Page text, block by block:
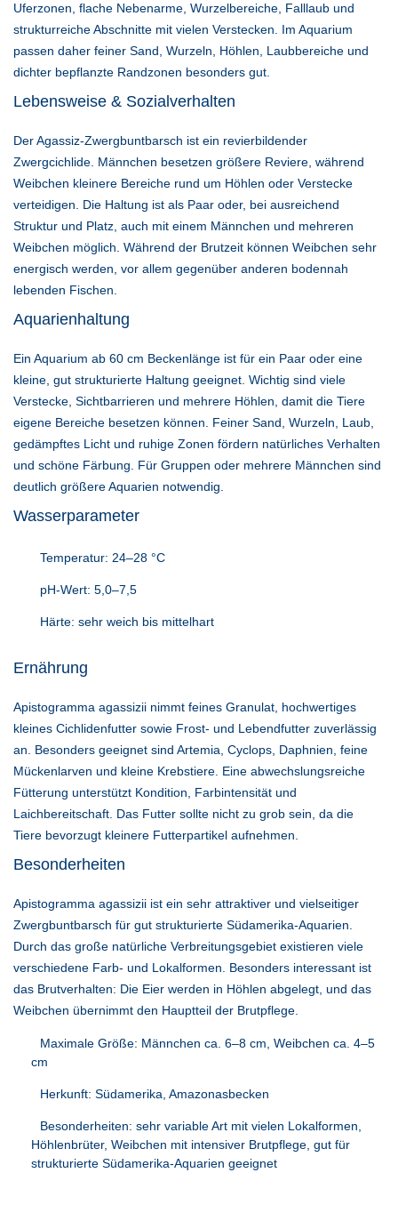
Uferzonen, flache Nebenarme, Wurzelbereiche, Falllaub und
strukturreiche Abschnitte mit vielen Verstecken. Im Aquarium
passen daher feiner Sand, Wurzeln, Höhlen, Laubbereiche und
dichter bepflanzte Randzonen besonders gut.
Lebensweise & Sozialverhalten
Der Agassiz-Zwergbuntbarsch ist ein revierbildender
Zwergcichlide. Männchen besetzen größere Reviere, während
Weibchen kleinere Bereiche rund um Höhlen oder Verstecke
verteidigen. Die Haltung ist als Paar oder, bei ausreichend
Struktur und Platz, auch mit einem Männchen und mehreren
Weibchen möglich. Während der Brutzeit können Weibchen sehr
energisch werden, vor allem gegenüber anderen bodennah
lebenden Fischen.
Aquarienhaltung
Ein Aquarium ab 60 cm Beckenlänge ist für ein Paar oder eine
kleine, gut strukturierte Haltung geeignet. Wichtig sind viele
Verstecke, Sichtbarrieren und mehrere Höhlen, damit die Tiere
eigene Bereiche besetzen können. Feiner Sand, Wurzeln, Laub,
gedämpftes Licht und ruhige Zonen fördern natürliches Verhalten
und schöne Färbung. Für Gruppen oder mehrere Männchen sind
deutlich größere Aquarien notwendig.
Wasserparameter
Temperatur: 24–28 °C
pH-Wert: 5,0–7,5
Härte: sehr weich bis mittelhart
Ernährung
Apistogramma agassizii nimmt feines Granulat, hochwertiges
kleines Cichlidenfutter sowie Frost- und Lebendfutter zuverlässig
an. Besonders geeignet sind Artemia, Cyclops, Daphnien, feine
Mückenlarven und kleine Krebstiere. Eine abwechslungsreiche
Fütterung unterstützt Kondition, Farbintensität und
Laichbereitschaft. Das Futter sollte nicht zu grob sein, da die
Tiere bevorzugt kleinere Futterpartikel aufnehmen.
Besonderheiten
Apistogramma agassizii ist ein sehr attraktiver und vielseitiger
Zwergbuntbarsch für gut strukturierte Südamerika-Aquarien.
Durch das große natürliche Verbreitungsgebiet existieren viele
verschiedene Farb- und Lokalformen. Besonders interessant ist
das Brutverhalten: Die Eier werden in Höhlen abgelegt, und das
Weibchen übernimmt den Hauptteil der Brutpflege.
Maximale Größe: Männchen ca. 6–8 cm, Weibchen ca. 4–5
cm
Herkunft: Südamerika, Amazonasbecken
Besonderheiten: sehr variable Art mit vielen Lokalformen,
Höhlenbrüter, Weibchen mit intensiver Brutpflege, gut für
strukturierte Südamerika-Aquarien geeignet